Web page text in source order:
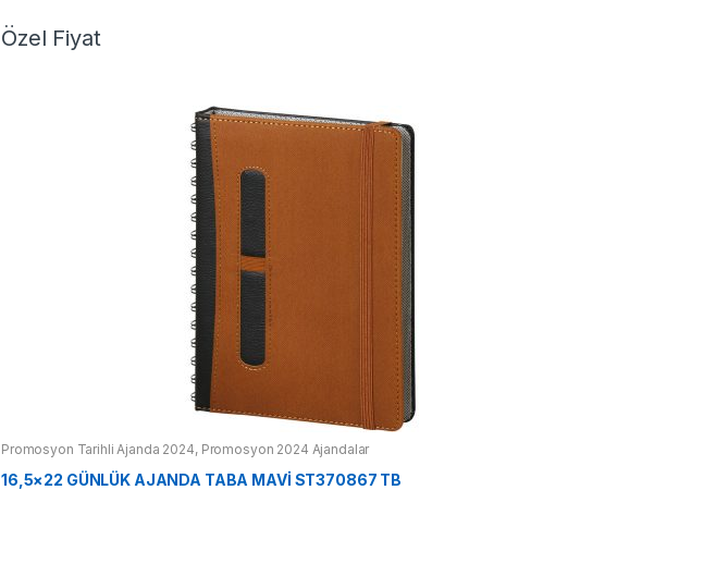
Özel Fiyat
Promosyon Tarihli Ajanda 2024, Promosyon 2024 Ajandalar
16,5×22 GÜNLÜK AJANDA TABA MAVİ ST370867 TB